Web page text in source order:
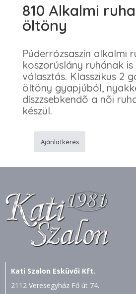
810 Alkalmi
öltöny
Púderrózsaszín alkalmi
koszorúslány ruhának is
választás. Klasszikus 2
öltöny gyapjúból,
díszzsebkendõ a nõi
készül.
ruha
férfi
öltöny
mennyiség
Ajánlatkérés
Kati Szalon Esküvői Kft.
2112 Veresegyház Fő út 74.